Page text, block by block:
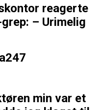
reagerte
– Urimelig
min var et